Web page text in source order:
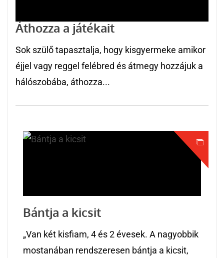
Áthozza a játékait
Sok szülő tapasztalja, hogy kisgyermeke amikor
éjjel vagy reggel felébred és átmegy hozzájuk a
hálószobába, áthozza...
Bántja a kicsit
„Van két kisfiam, 4 és 2 évesek. A nagyobbik
mostanában rendszeresen bántja a kicsit,